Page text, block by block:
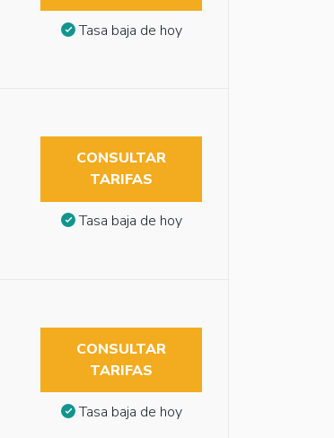
Tasa baja de hoy
CONSULTAR
TARIFAS
Tasa baja de hoy
CONSULTAR
TARIFAS
Tasa baja de hoy